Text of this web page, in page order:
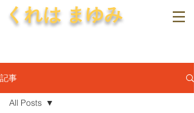
くれは まゆみ
記事
All Posts